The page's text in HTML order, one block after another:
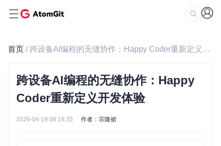
首页 / 跨设备AI编程的无缝协作：Happy Coder重新定义开发体验
跨设备AI编程的无缝协作：Happy
Coder重新定义开发体验
2026-04-19 08:18:35 作者：宗隆裙